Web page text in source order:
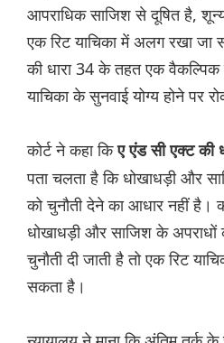
आपराधिक साजिश से दूषित है,
एक रिट याचिका में अलग रखा
की धारा 34 के तहत एक वैकल्पिक
याचिका के सुनवाई योग्य होने पर
कोर्ट ने कहा किए एंड सी एक्ट की
पता चलता है कि धोखाधड़ी और
को चुनौती देने का आधार नहीं है।
धोखाधड़ी और साजिश के अपराधों
चुनौती दी जाती है तो एक रिट
सकता है।